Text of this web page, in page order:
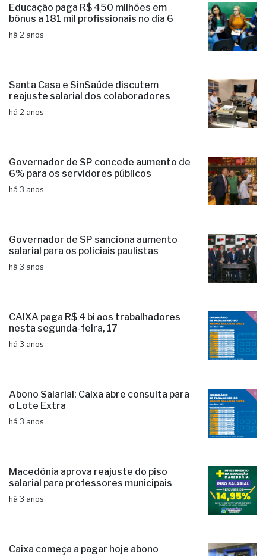
Educação paga R$ 450 milhões em
bônus a 181 mil profissionais no dia 6
há 2 anos
Santa Casa e SinSaúde discutem
reajuste salarial dos colaboradores
há 2 anos
Governador de SP concede aumento de
6% para os servidores públicos
há 3 anos
Governador de SP sanciona aumento
salarial para os policiais paulistas
há 3 anos
CAIXA paga R$ 4 bi aos trabalhadores
nesta segunda-feira, 17
há 3 anos
Abono Salarial: Caixa abre consulta para
o Lote Extra
há 3 anos
Macedônia aprova reajuste do piso
salarial para professores municipais
há 3 anos
Caixa começa a pagar hoje abono